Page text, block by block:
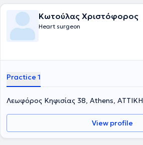
Κωτούλας Χριστόφορος
Heart surgeon
Practice 1
Λεωφόρος Κηφισίας 38, Athens, ΑΤΤΙΚΗ
View profile